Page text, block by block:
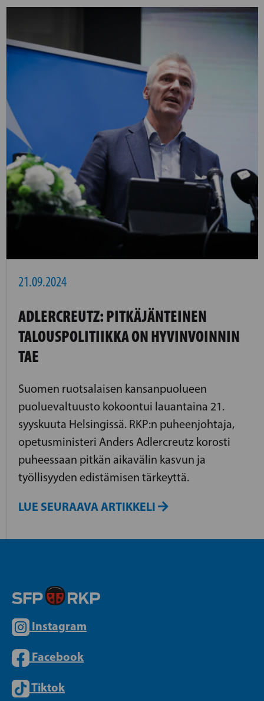
21.09.2024
ADLERCREUTZ: PITKÄJÄNTEINEN
TALOUSPOLITIIKKA ON HYVINVOINNIN
TAE
Suomen ruotsalaisen kansanpuolueen
puoluevaltuusto kokoontui lauantaina 21.
syyskuuta Helsingissä. RKP:n puheenjohtaja,
opetusministeri Anders Adlercreutz korosti
puheessaan pitkän aikavälin kasvun ja
työllisyyden edistämisen tärkeyttä.
LUE SEURAAVA ARTIKKELI
Instagram
Facebook
Tiktok